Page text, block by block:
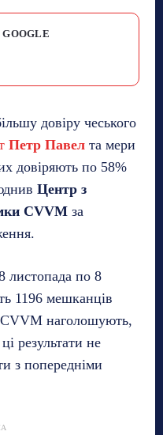
довіру чеського
Петр Павел та мери
довіряють по 58%
Центр з
CVVM за
листопада по 8
1196 мешканців
CVVM наголошують,
результати не
з попередніми